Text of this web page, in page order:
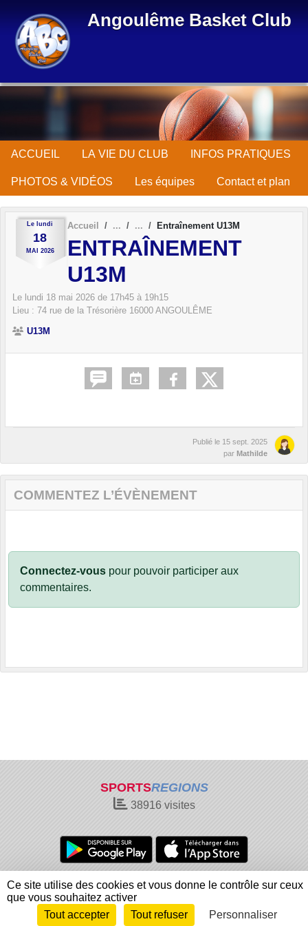
Angoulême Basket Club
ACCUEIL LA VIE DU CLUB INFOS PRATIQUES
PHOTOS & VIDÉOS Les équipes Contact et plan
Le lundi
18
MAI 2026
Accueil Entraînement U13M
ENTRAÎNEMENT
U13M
Le lundi 18 mai 2026 de 17h45 à 19h15
Lieu : 74 rue de la Trésorière 16000 ANGOULÊME
U13M
Publié le 15 sept. 2025
par Mathilde
COMMENTEZ L’ÉVÈNEMENT
Connectez-vous pour pouvoir participer aux
commentaires.
SPORTSREGIONS
38916visites
Charte cookies
Gestion des cookies
Informations légales
Signaler un contenu inapproprié
Envie de participer ?
Connexion
Ce site utilise des cookies et vous donne le contrôle sur ceux
que vous souhaitez activer
Tout accepter
Tout refuser Personnaliser